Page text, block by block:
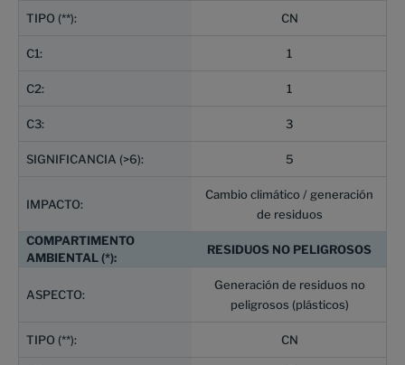
CN
1
1
3
5
Cambio climático / generación
de residuos
RESIDUOS NO PELIGROSOS
Generación de residuos no
peligrosos (plásticos)
CN